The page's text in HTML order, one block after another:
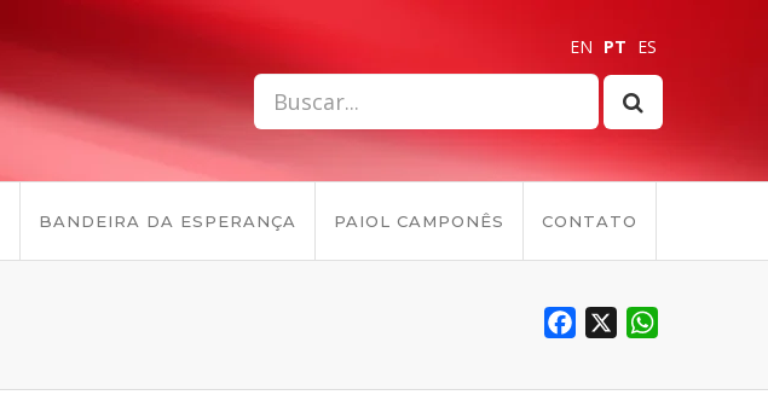
EN PT ES
BANDEIRA DA ESPERANÇA PAIOL CAMPONÊS CONTATO
Facebook